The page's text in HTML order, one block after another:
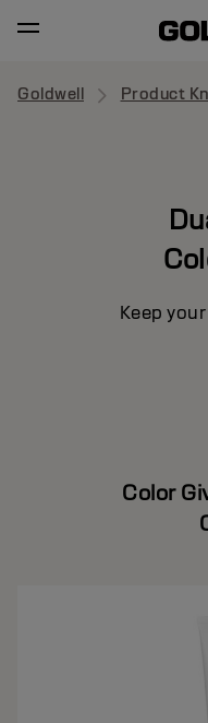
Goldwell Product
Keep
Color